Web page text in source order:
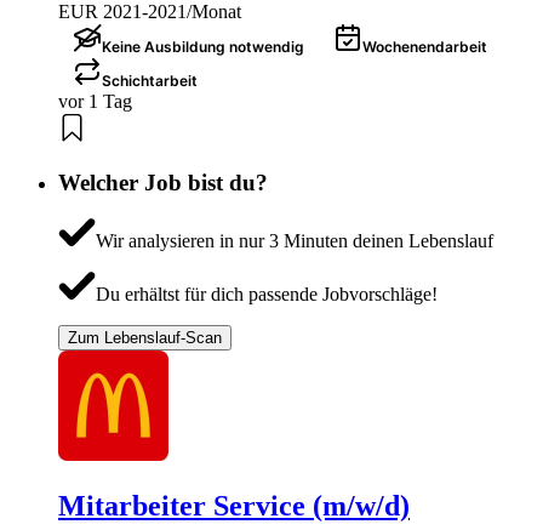
EUR 2021-2021/Monat
Keine Ausbildung notwendig
Wochenendarbeit
Schichtarbeit
vor 1 Tag
Welcher Job bist du?
Wir analysieren in nur 3 Minuten deinen Lebenslauf
Du erhältst für dich passende Jobvorschläge!
Zum Lebenslauf-Scan
Mitarbeiter Service (m/w/d)